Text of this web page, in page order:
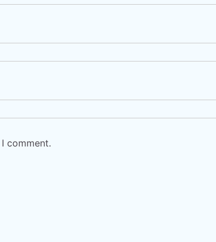
comment.